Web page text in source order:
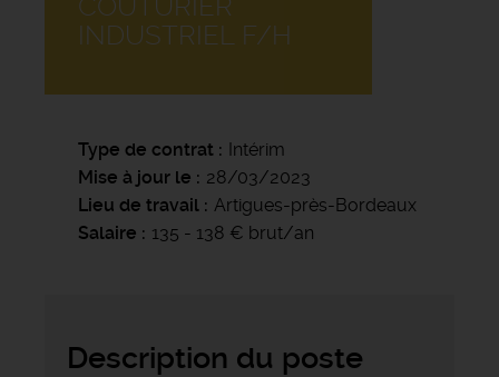
INDUSTRIEL F/H
Type de contrat
Intérim
Mise à jour le
28/03/2023
Lieu de travail
Artigues-près-Bordeaux
Salaire
135 - 138 € brut/an
Description du poste